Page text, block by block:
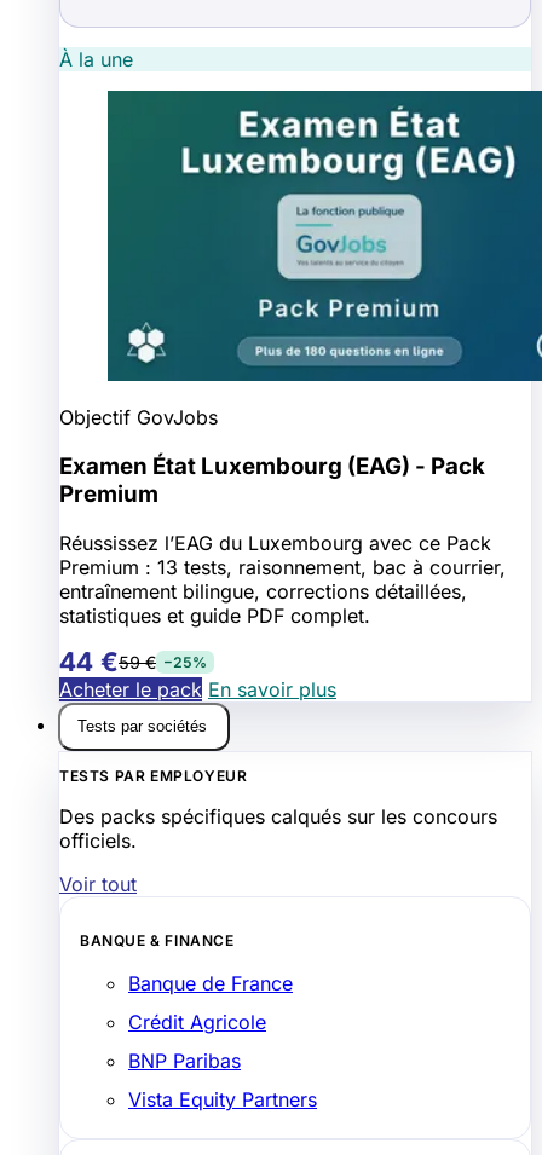
À la une
Objectif GovJobs
Examen État Luxembourg (EAG) - Pack
Premium
Réussissez l’EAG du Luxembourg avec ce Pack
Premium : 13 tests, raisonnement, bac à courrier,
entraînement bilingue, corrections détaillées,
statistiques et guide PDF complet.
44 €59 € −25%
Acheter le pack En savoir plus
Tests par sociétés
TESTS PAR EMPLOYEUR
Des packs spécifiques calqués sur les concours
officiels.
Voir tout
BANQUE & FINANCE
Banque de France
Crédit Agricole
BNP Paribas
Vista Equity Partners